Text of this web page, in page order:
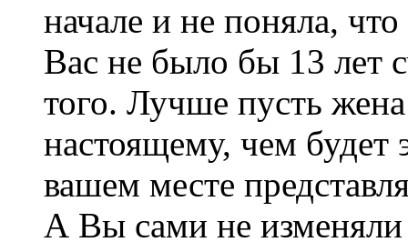
начале и не поняла,
Вас не было бы 13 лет
того. Лучше пусть
настоящему, чем будет
вашем месте
А Вы сами не изменяли